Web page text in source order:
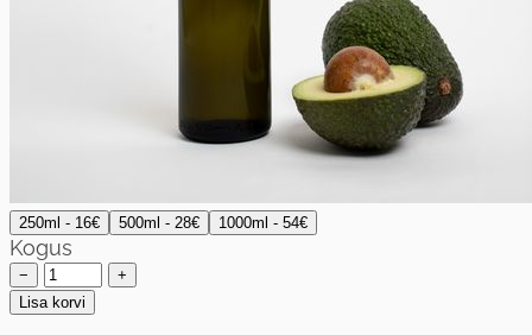
250ml - 16€ 500ml - 28€ 1000ml - 54€
Kogus
−
+
Lisa korvi